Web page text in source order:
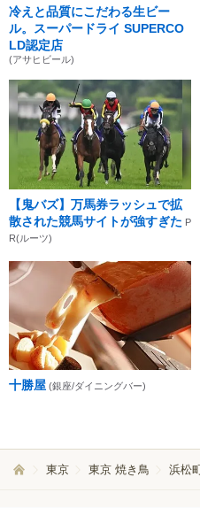
冷えと品質にこだわる生ビー
ル。スーパードライ SUPERCO
LD認定店
(アサヒビール)
【鬼バズ】万馬券ラッシュで拡
散された競馬サイトが強すぎた P
R(ルーツ)
十勝屋 (銀座/ダイニングバー)
東京 東京 焼き鳥 浜松